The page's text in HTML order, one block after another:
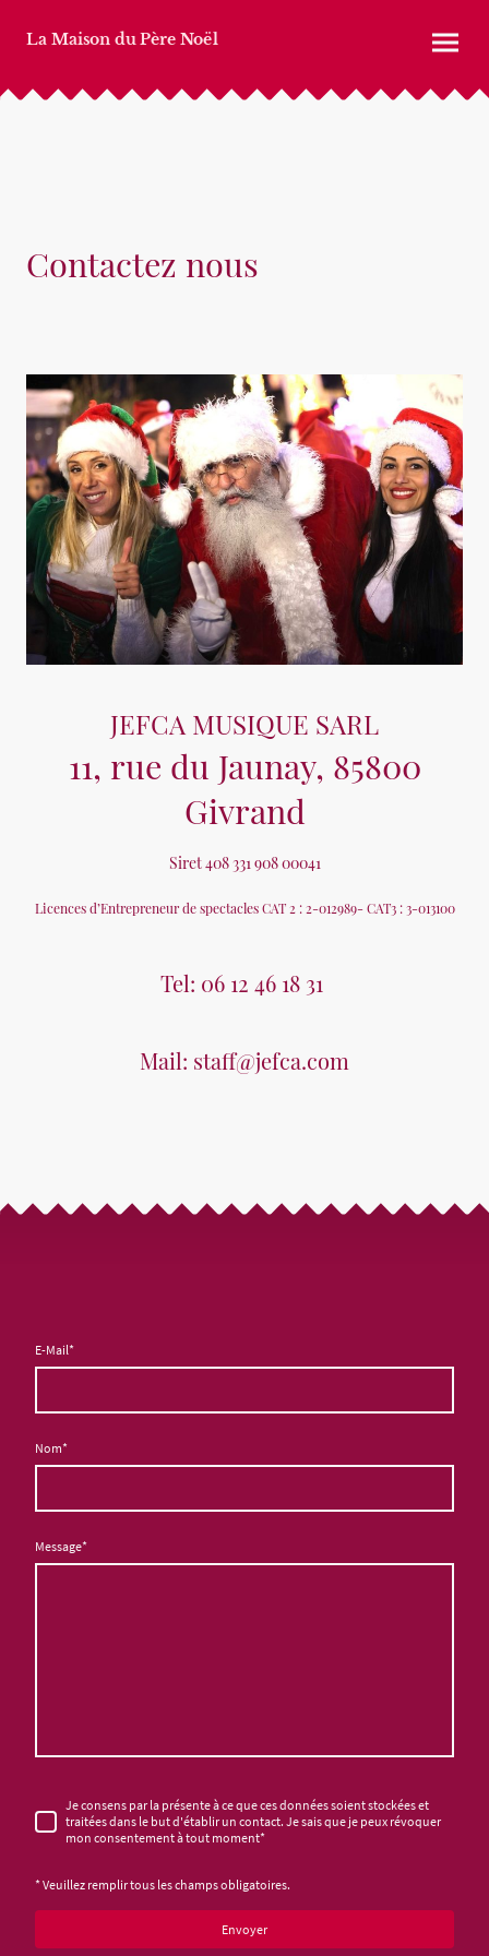
La Maison du Père Noël
Contactez nous
JEFCA MUSIQUE SARL
11, rue du Jaunay, 85800
Givrand
Siret 408 331 908 00041
Licences d’Entrepreneur de spectacles CAT 2 : 2-012989- CAT3 : 3-013100
Tel: 06 12 46 18 31
Mail: staff@jefca.com
E-Mail*
Nom*
Message*
Je consens par la présente à ce que ces données soient stockées et
traitées dans le but d'établir un contact. Je sais que je peux révoquer
mon consentement à tout moment*
* Veuillez remplir tous les champs obligatoires.
Envoyer